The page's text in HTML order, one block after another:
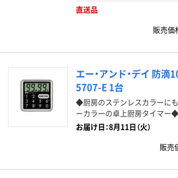
直送品
販売価
エー・アンド・デイ 防
5707-E 1台
◆厨房のステンレスカラーに
ーカラーの卓上厨房タイマー
お届け日：8月11日（火）
販売